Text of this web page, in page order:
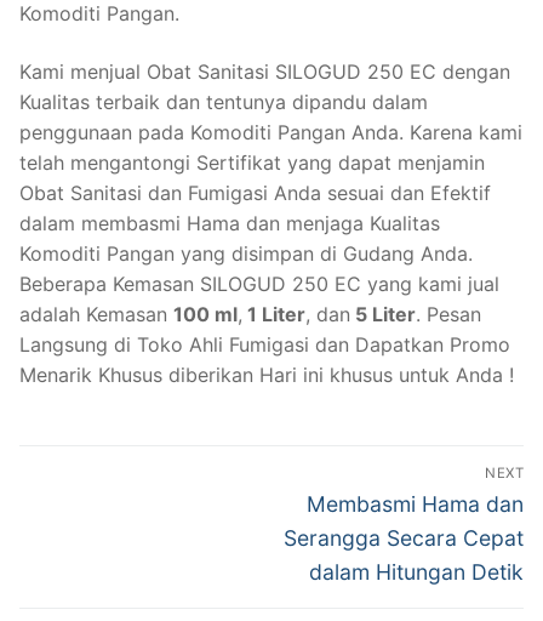
Komoditi Pangan.
Kami menjual Obat Sanitasi SILOGUD 250 EC dengan
Kualitas terbaik dan tentunya dipandu dalam
penggunaan pada Komoditi Pangan Anda. Karena kami
telah mengantongi Sertifikat yang dapat menjamin
Obat Sanitasi dan Fumigasi Anda sesuai dan Efektif
dalam membasmi Hama dan menjaga Kualitas
Komoditi Pangan yang disimpan di Gudang Anda.
Beberapa Kemasan SILOGUD 250 EC yang kami jual
adalah Kemasan 100 ml, 1 Liter, dan 5 Liter. Pesan
Langsung di Toko Ahli Fumigasi dan Dapatkan Promo
Menarik Khusus diberikan Hari ini khusus untuk Anda !
NEXT
Next
post:
Membasmi Hama dan
Serangga Secara Cepat
dalam Hitungan Detik